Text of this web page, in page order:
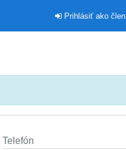
Prihlásiť ako člen
Telefón